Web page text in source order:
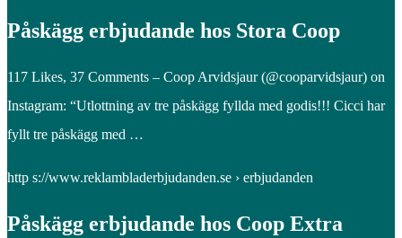
Påskägg erbjudande hos Stora Coop
117 Likes, 37 Comments – Coop Arvidsjaur (@cooparvidsjaur) on
Instagram: “Utlottning av tre påskägg fyllda med godis!!! Cicci har
fyllt tre påskägg med …
http s://www.reklambladerbjudanden.se › erbjudanden
Påskägg erbjudande hos Coop Extra